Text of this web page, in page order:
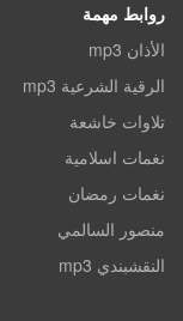
روابط مهمة
الأذان mp3
الرقية الشرعية mp3
تلاوات خاشعة
نغمات اسلامية
نغمات رمضان
منصور السالمي
النقشبندي mp3